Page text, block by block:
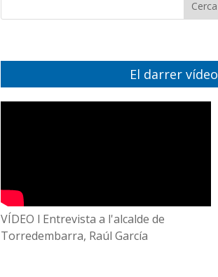
El darrer vídeo
VÍDEO l Entrevista a l'alcalde de
Torredembarra, Raúl García